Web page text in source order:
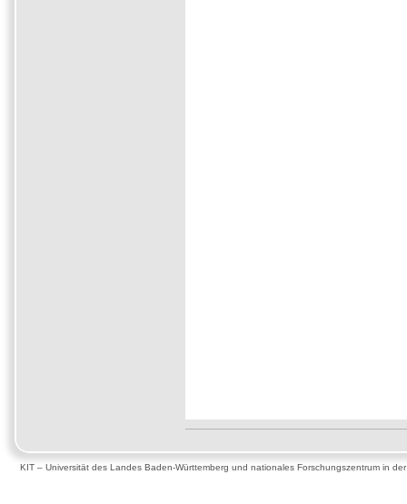
KIT – Universität des Landes Baden-Württemberg und nationales Forschungszentrum in